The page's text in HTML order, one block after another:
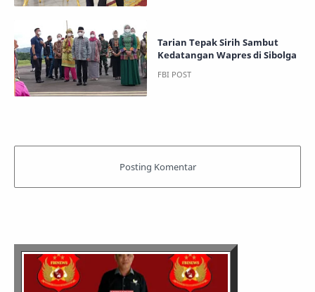
Tarian Tepak Sirih Sambut
Kedatangan Wapres di Sibolga